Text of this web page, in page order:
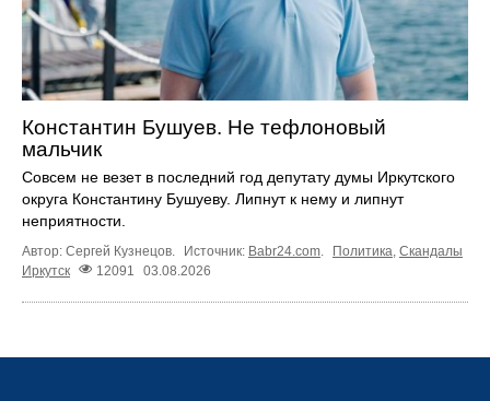
Константин Бушуев. Не тефлоновый
мальчик
Совсем не везет в последний год депутату думы Иркутского
округа Константину Бушуеву. Липнут к нему и липнут
неприятности.
Автор: Сергей Кузнецов. Источник: Babr24.com. Политика, Скандалы
Иркутск
12091 03.08.2026